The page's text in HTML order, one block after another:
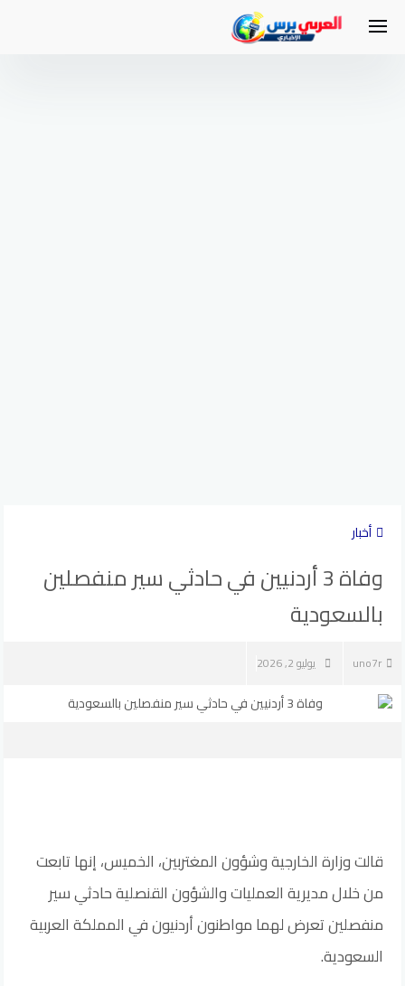
أخبار
وفاة 3 أردنيين في حادثي سير منفصلين
بالسعودية
uno7r يوليو 2, 2026
قالت وزارة الخارجية وشؤون المغتربين، الخميس، إنها تابعت
من خلال مديرية العمليات والشؤون القنصلية حادثي سير
منفصلين تعرض لهما مواطنون أردنيون في المملكة العربية
السعودية.